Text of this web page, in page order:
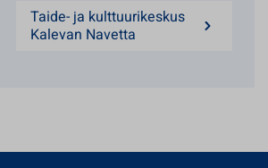
Taide- ja kulttuurikeskus
Kalevan Navetta